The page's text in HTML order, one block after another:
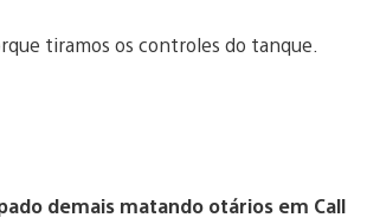
tiramos os controles do tanque.
demais matando otários em Call